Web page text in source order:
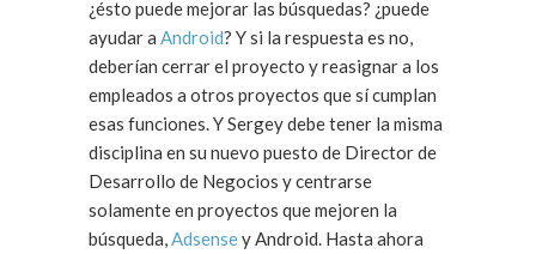
¿ésto puede mejorar las búsquedas? ¿puede
ayudar a Android? Y si la respuesta es no,
deberían cerrar el proyecto y reasignar a los
empleados a otros proyectos que sí cumplan
esas funciones. Y Sergey debe tener la misma
disciplina en su nuevo puesto de Director de
Desarrollo de Negocios y centrarse
solamente en proyectos que mejoren la
búsqueda,Adsensey Android. Hasta ahora